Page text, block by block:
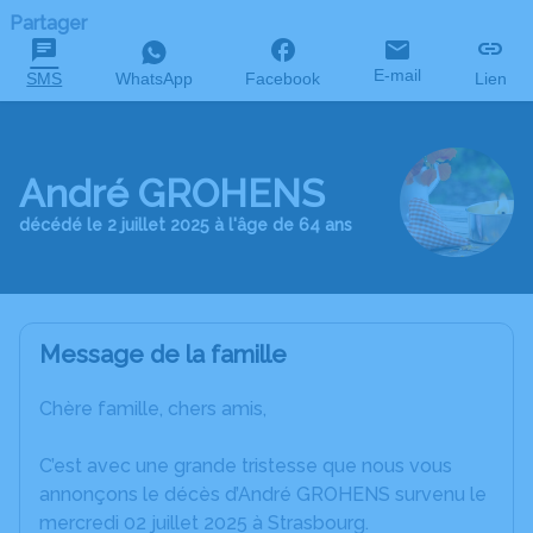
Partager
SMS WhatsApp Facebook E-mail Lien
André GROHENS
décédé le 2 juillet 2025 à l'âge de 64 ans
Message de la famille
Chère famille, chers amis,
C’est avec une grande tristesse que nous vous
annonçons le décès d’André GROHENS survenu le
mercredi 02 juillet 2025 à Strasbourg.